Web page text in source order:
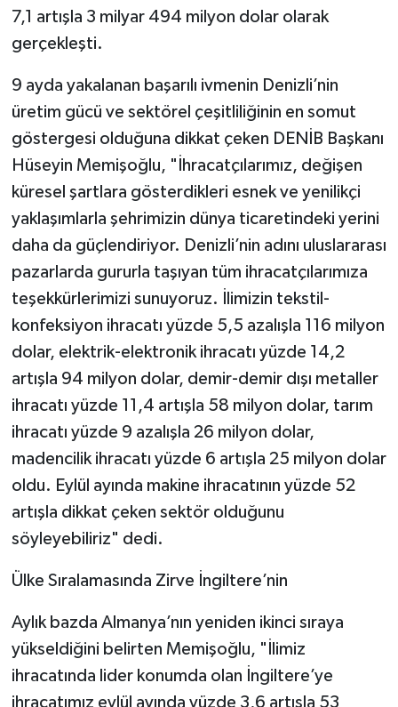
7,1 artışla 3 milyar 494 milyon dolar olarak
gerçekleşti.
9 ayda yakalanan başarılı ivmenin Denizli’nin
üretim gücü ve sektörel çeşitliliğinin en somut
göstergesi olduğuna dikkat çeken DENİB Başkanı
Hüseyin Memişoğlu, "İhracatçılarımız, değişen
küresel şartlara gösterdikleri esnek ve yenilikçi
yaklaşımlarla şehrimizin dünya ticaretindeki yerini
daha da güçlendiriyor. Denizli’nin adını uluslararası
pazarlarda gururla taşıyan tüm ihracatçılarımıza
teşekkürlerimizi sunuyoruz. İlimizin tekstil-
konfeksiyon ihracatı yüzde 5,5 azalışla 116 milyon
dolar, elektrik-elektronik ihracatı yüzde 14,2
artışla 94 milyon dolar, demir-demir dışı metaller
ihracatı yüzde 11,4 artışla 58 milyon dolar, tarım
ihracatı yüzde 9 azalışla 26 milyon dolar,
madencilik ihracatı yüzde 6 artışla 25 milyon dolar
oldu. Eylül ayında makine ihracatının yüzde 52
artışla dikkat çeken sektör olduğunu
söyleyebiliriz" dedi.
Ülke Sıralamasında Zirve İngiltere’nin
Aylık bazda Almanya’nın yeniden ikinci sıraya
yükseldiğini belirten Memişoğlu, "İlimiz
ihracatında lider konumda olan İngiltere’ye
ihracatımız eylül ayında yüzde 3,6 artışla 53